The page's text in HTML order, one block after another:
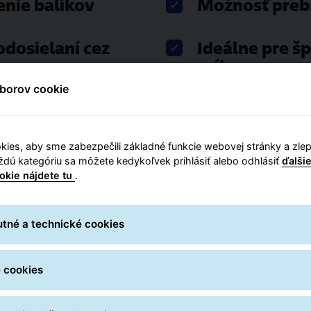
balíkov
Možnosť
cez
Ideálne pre
príjemcov
sa do rúk profesionálov spoločnosti GLS
experti nielen na Slovensku, ale aj v celej
riešenia a poradíme v otázkach doručovania
cookie
aby sme zabezpečili základné funkcie webovej stránky a
kategóriu sa môžete kedykoľvek prihlásiť alebo odhlásiť
nájdete tu .
a technické cookies
cookies